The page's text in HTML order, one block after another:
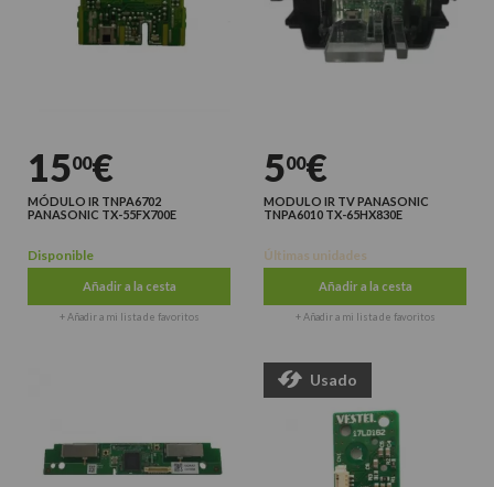
1500€
MÓDULO IR TNPA6702
PANASONIC TX-55FX700E
Disponible
Añadir a la cesta
+ Añadir a mi lista de favoritos
500€
MODULO IR TV PANASONIC
TNPA6010 TX-65HX830E
Últimas unidades
Añadir a la cesta
+ Añadir a mi lista de favoritos
Usado